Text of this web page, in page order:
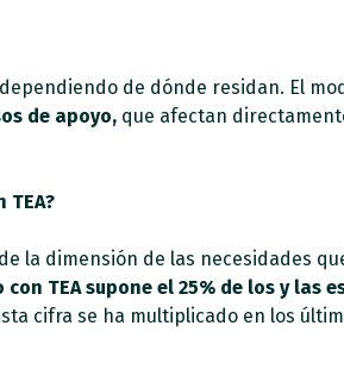
de dónde residan. El
de apoyo, que afectan
la dimensión de las necesidades
TEA supone el 25% de los y las
cifra se ha multiplicado en los